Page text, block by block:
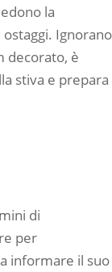
la
Ignorano
decorato, è
stiva e prepara
di
per
informare il suo